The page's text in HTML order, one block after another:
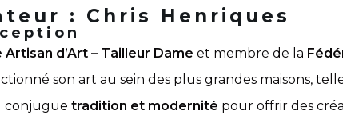
: Chris Henriques
Artisan d’Art – Tailleur Dame et membre de la
son art au sein des plus grandes maisons,
conjugue tradition et modernité pour offrir des